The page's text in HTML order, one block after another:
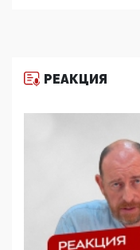
11:53, 09 Июня 2026
деятельность
цифроглобалисты
повестку в
09:43, 01 Июня 2026
5G за счет
отобрать у
защищать жилые
РЕАКЦИЯ